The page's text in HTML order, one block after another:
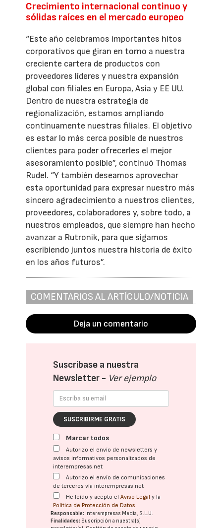
Crecimiento internacional continuo y
sólidas raíces en el mercado europeo
“Este año celebramos importantes hitos
corporativos que giran en torno a nuestra
creciente cartera de productos con
proveedores líderes y nuestra expansión
global con filiales en Europa, Asia y EE UU.
Dentro de nuestra estrategia de
regionalización, estamos ampliando
continuamente nuestras filiales. El objetivo
es estar lo más cerca posible de nuestros
clientes para poder ofrecerles el mejor
asesoramiento posible”, continuó Thomas
Rudel. “Y también deseamos aprovechar
esta oportunidad para expresar nuestro más
sincero agradecimiento a nuestros clientes,
proveedores, colaboradores y, sobre todo, a
nuestros empleados, que siempre han hecho
avanzar a Rutronik, para que sigamos
escribiendo juntos nuestra historia de éxito
en los años futuros”.
COMENTARIOS AL ARTÍCULO/NOTICIA
Deja un comentario
Suscríbase a nuestra
Newsletter - Ver ejemplo
SUSCRIBIRME GRATIS
Marcar todos
Autorizo el envío de newsletters y
avisos informativos personalizados de
interempresas.net
Autorizo el envío de comunicaciones
de terceros vía interempresas.net
He leído y acepto elAviso Legal y la
Política de Protección de Datos
Responsable: Interempresas Media, S.L.U.
Finalidades: Suscripción a nuestra(s)